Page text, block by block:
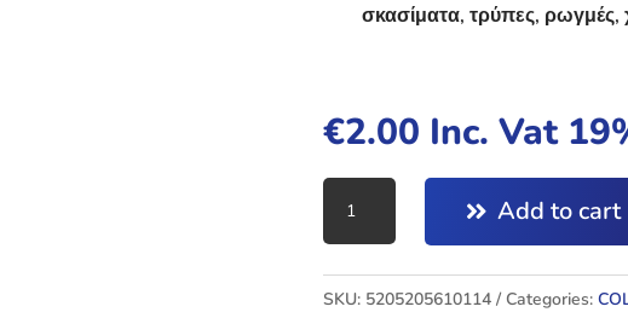
σκασίματα, τρύπες,
€2.00 Inc. Vat
PUTTY
Add to cart
SKU: 5205205610114 Categories: